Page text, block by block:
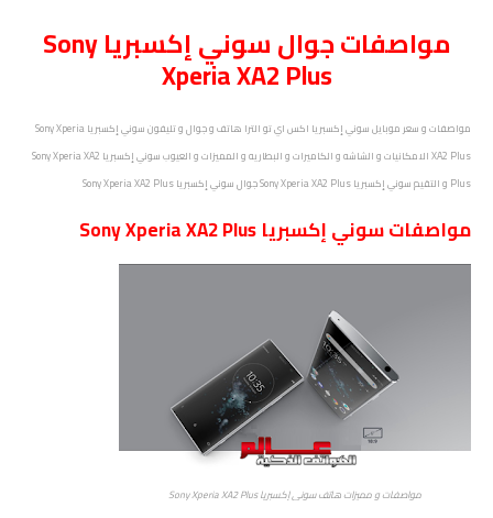
مواصفاتجوال سوني إكسبريا Sony
Xperia XA2 Plus
مواصفات و سعر موبايل سوني إكسبريا اكس اي تو الترا هاتف و جوال و تليفون سوني إكسبريا Sony Xperia
XA2 Plus الامكانيات و الشاشه و الكاميرات و البطاريه و المميزات و العيوب سوني إكسبريا Sony Xperia XA2
Plus و التقيم سوني إكسبريا Sony Xperia XA2 Plus جوال سوني إكسبريا Sony Xperia XA2 Plus
مواصفاتسوني إكسبريا Sony Xperia XA2 Plus
مواصفات و مميزات هاتف سوني إكسبريا Sony Xperia XA2 Plus